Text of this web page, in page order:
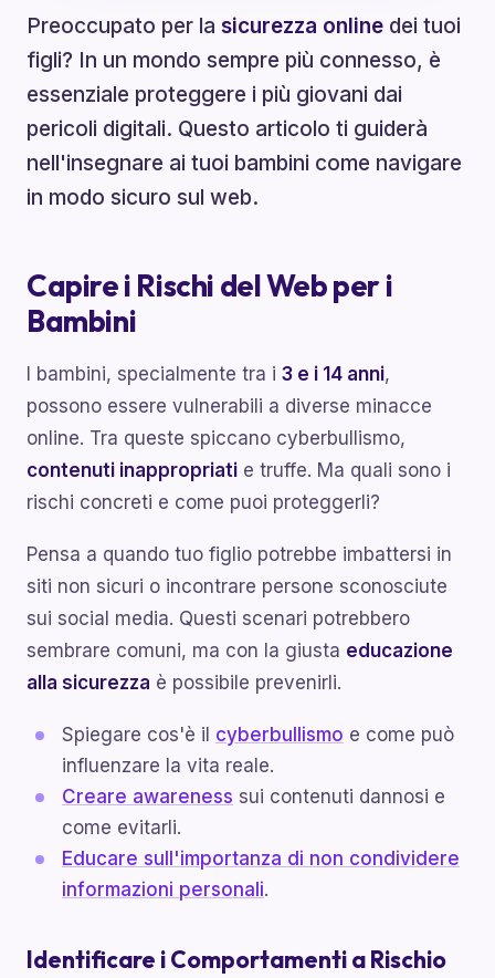
Preoccupato per la sicurezza online dei tuoi
figli? In un mondo sempre più connesso, è
essenziale proteggere i più giovani dai
pericoli digitali. Questo articolo ti guiderà
nell'insegnare ai tuoi bambini come navigare
in modo sicuro sul web.
Capire i Rischi del Web per i
Bambini
I bambini, specialmente tra i 3 e i 14 anni,
possono essere vulnerabili a diverse minacce
online. Tra queste spiccano cyberbullismo,
contenuti inappropriati e truffe. Ma quali sono i
rischi concreti e come puoi proteggerli?
Pensa a quando tuo figlio potrebbe imbattersi in
siti non sicuri o incontrare persone sconosciute
sui social media. Questi scenari potrebbero
sembrare comuni, ma con la giusta educazione
alla sicurezza è possibile prevenirli.
Spiegare cos'è il cyberbullismo e come può
influenzare la vita reale.
Creare awareness sui contenuti dannosi e
come evitarli.
Educare sull'importanza di non condividere
informazioni personali.
Identificare i Comportamenti a Rischio